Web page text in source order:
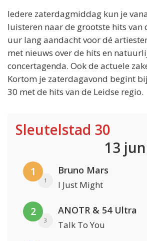
Iedere zaterdagmiddag kun je
luisteren naar de grootste hits van
uur lang aandacht voor dé
met nieuws over de hits en
concertagenda. Ook de actuele
Kortom je zaterdagavond begint
30 met de hits van de Leidse regio.
Sleutelstad 30
13
1
1
Bruno Mars
I Just Might
2
3
ANOTR & 54 Ultra
Talk To You